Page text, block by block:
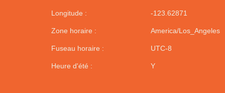
Longitude : -123.62871
Zone horaire : America/Los_Angeles
Fuseau horaire : UTC-8
Heure d'été : Y